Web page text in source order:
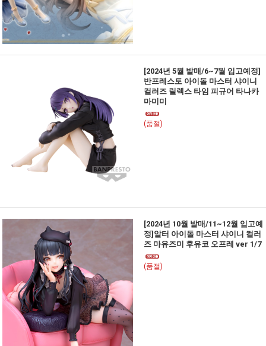
[2024년 5월 발매/6~7월 입고예정]
반프레스토 아이돌 마스터 샤이니
컬러즈 릴렉스 타임 피규어 타나카
마미미
(품절)
[2024년 10월 발매/11~12월 입고예
정]알터 아이돌 마스터 샤이니 컬러
즈 마유즈미 후유코 오프레 ver 1/7
(품절)